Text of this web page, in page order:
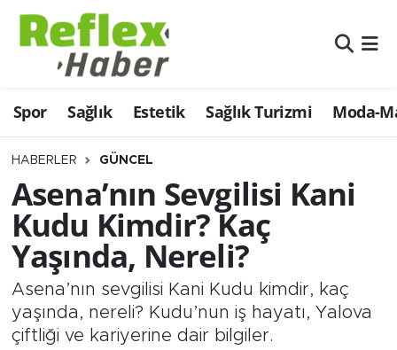
Spor Sağlık Estetik Sağlık Turizmi Moda-
HABERLER GÜNCEL
Asena’nın Sevgilisi Kani
Kudu Kimdir? Kaç
Yaşında, Nereli?
Asena’nın sevgilisi Kani Kudu kimdir, kaç
yaşında, nereli? Kudu’nun iş hayatı, Yalova
çiftliği ve kariyerine dair bilgiler.
Eğitim
Estetik
Firmalardan
Güncel
İş ve Ekonomi
Moda-Magazin-Eğlence
Sağlık
Nöbetçi Eczaneler
Hava Durumu
Namaz Vakitleri
Trafik Durumu
Şampiyonlar Ligi Puan Durumu ve Fikstür
Tüm Manşetler
Son Dakika Haberleri